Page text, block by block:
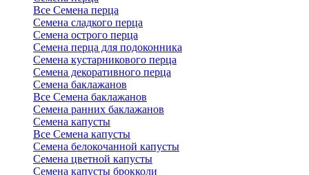
Все Семена перца
Семена сладкого перца
Семена острого перца
Семена перца для подоконника
Семена кустарникового перца
Семена декоративного перца
Семена баклажанов
Все Семена баклажанов
Семена ранних баклажанов
Семена капусты
Все Семена капусты
Семена белокочанной капусты
Семена цветной капусты
Семена капусты брокколи